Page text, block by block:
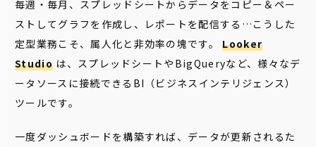
毎週・毎月、スプレッドシートからデータをコピー＆ペー
ストしてグラフを作成し、レポートを配信する…こうした
定型業務こそ、属人化と非効率の塊です。Looker
Studioは、スプレッドシートやBigQueryなど、様々なデ
ータソースに接続できるBI（ビジネスインテリジェンス）
ツールです。
一度ダッシュボードを構築すれば、データが更新されるた